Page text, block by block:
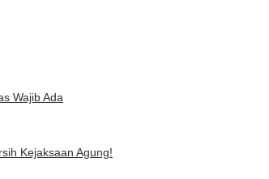
Wajib Ada
Kejaksaan Agung!